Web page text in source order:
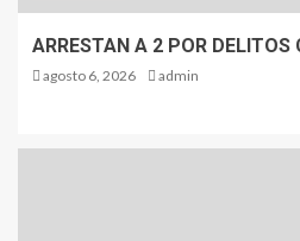
ARRESTAN A 2 POR DELITOS
agosto 6, 2026 admin